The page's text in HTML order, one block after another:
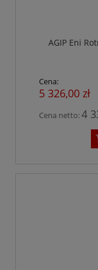
AGIP Eni
Cena:
5 326,00 zł
Cena netto:4